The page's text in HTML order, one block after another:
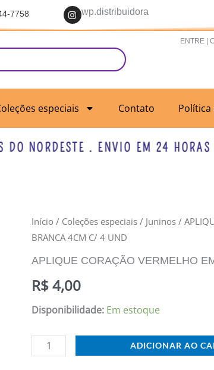
7758 I
n
s
a
a
wp.distribuidora
ENTRE |
especiais Contato
. ENVIO EM 24 HORAS
Início / Coleções especiais / Juninos /
BRANCA 4CM C/ 4 UND
APLIQUE CORAÇÃO VERMELHO
R$4,00
Disponibilidade: Em estoque
APLIQUE
CORAÇÃO
VERMELHO
FELTRO
BORDA
4CM
C/
ADICIONAR AO